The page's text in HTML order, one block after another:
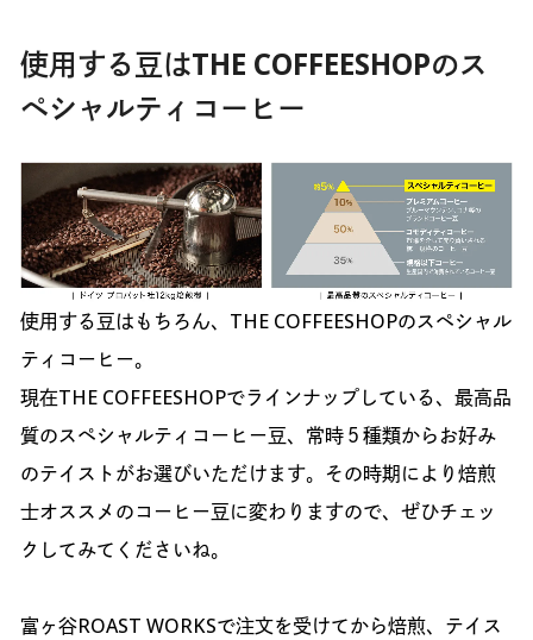
使用する豆はTHE COFFEESHOPのス
ペシャルティコーヒー
使用する豆はもちろん、THE COFFEESHOPのスペシャル
ティコーヒー。
現在THE COFFEESHOPでラインナップしている、最高品
質のスペシャルティコーヒー豆、常時５種類からお好み
のテイストがお選びいただけます。その時期により焙煎
士オススメのコーヒー豆に変わりますので、ぜひチェッ
クしてみてくださいね。
富ヶ谷ROAST WORKSで注文を受けてから焙煎、テイス